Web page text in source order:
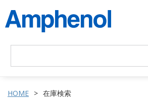
HOME 在庫検索